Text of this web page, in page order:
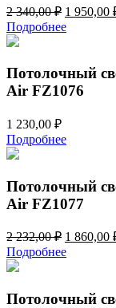
2 340,00₽
цена
составляла
340,00 ₽.
1 950,00
Подробнее
Потолочный
Air FZ1076
1 230,00 ₽
Подробнее
Потолочный
Air FZ1077
2 232,00₽
цена
составляла
232,00 ₽.
1 860,00
Подробнее
Потолочный